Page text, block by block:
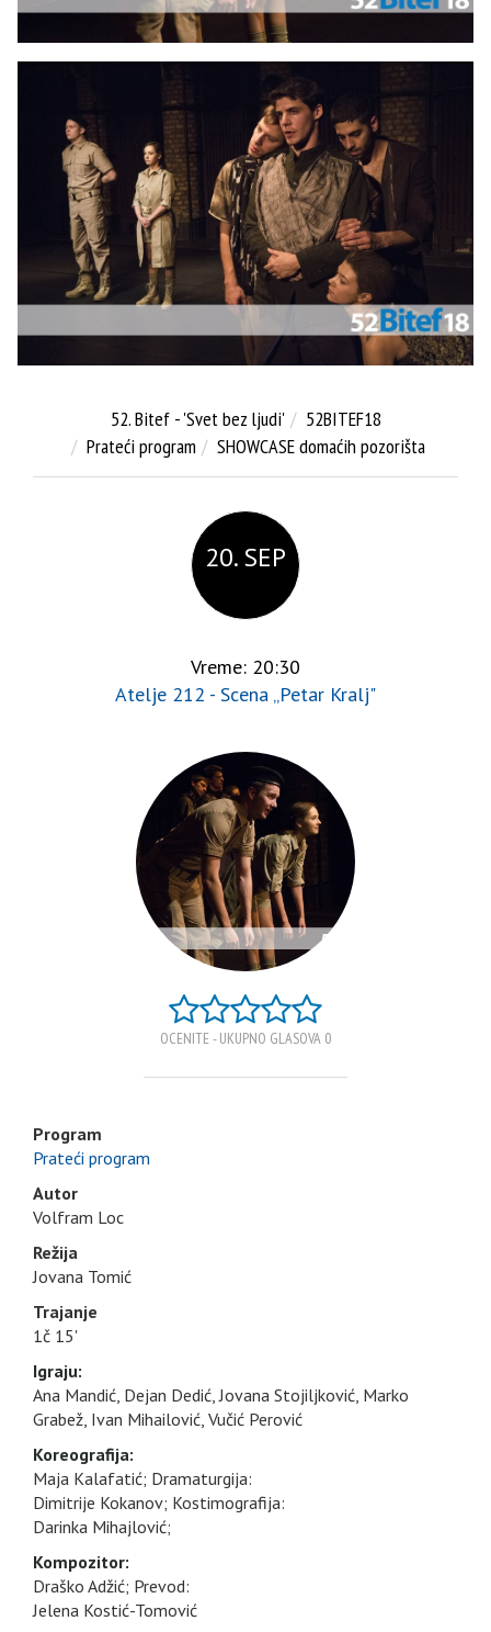
52. Bitef - 'Svet bez ljudi'
52BITEF18
Prateći program
SHOWCASE domaćih pozorišta
20. SEP
Vreme: 20:30
Atelje 212 - Scena „Petar Kralj"
OCENITE - UKUPNO GLASOVA 0
Program
Prateći program
Autor
Volfram Loc
Režija
Jovana Tomić
Trajanje
1č 15'
Igraju:
Ana Mandić, Dejan Dedić, Jovana Stojiljković, Marko
Grabež, Ivan Mihailović, Vučić Perović
Koreografija:
Maja Kalafatić; Dramaturgija:
Dimitrije Kokanov; Kostimografija:
Darinka Mihajlović;
Kompozitor:
Draško Adžić; Prevod:
Jelena Kostić-Tomović